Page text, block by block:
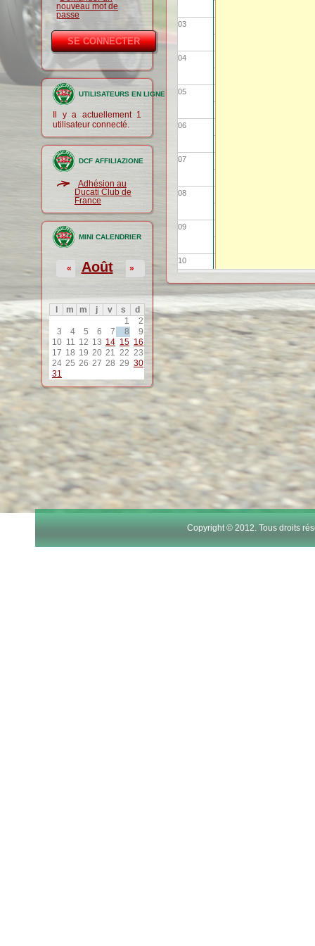
nouveau mot de
passe
UTILISATEURS EN LIGNE
Il y a actuellement 1
utilisateur connecté.
DCF AFFILIAZIONE
Adhésion au
Ducati Club de
France
MINI CALENDRIER
Août
« »
m m j v s
d
1
2
3
4 5 6 7 8
9
10 11 12 13 14 15 16
17 18 19 20 21 22 23
24 25 26 27 28 29 30
31
03
04
05
06
07
08
09
10
11
12
13
15
17
Copyright © 2012. Tous droits